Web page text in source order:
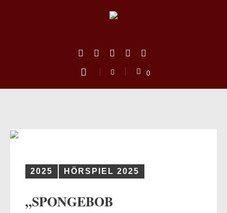
0
2025 HÖRSPIEL 2025
„SPONGEBOB